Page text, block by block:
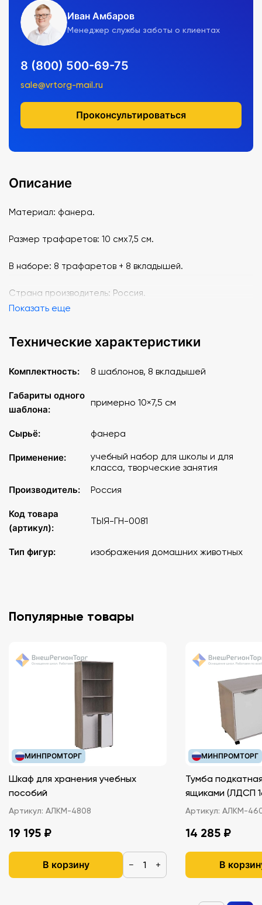
Иван Амбаров
Менеджер службы заботы о клиентах
8 (800) 500-69-75
sale@vrtorg-mail.ru
Проконсультироваться
Описание
Материал: фанера.
Размер трафаретов: 10 смх7,5 см.
В наборе: 8 трафаретов + 8 вкладышей.
Страна производитель: Россия.
Показать еще
Технические характеристики
Комплектность: 8 шаблонов, 8 вкладышей
Габариты одного
шаблона:
примерно 10×7,5 см
Сырьё: фанера
Применение:
учебный набор для школы и для
класса, творческие занятия
Производитель:
Россия
Код товара
(артикул):
ТЫЯ-ГН-0081
Тип фигур: изображения домашних животных
Популярные товары
МИНПРОМТОРГ
Шкаф для хранения учебных
пособий
Артикул: АЛКМ-4808
19 195 ₽
В корзину − +
МИНПРОМТОРГ
Тумба
ящиками
Артикул: АЛКМ-
14 285 ₽
В